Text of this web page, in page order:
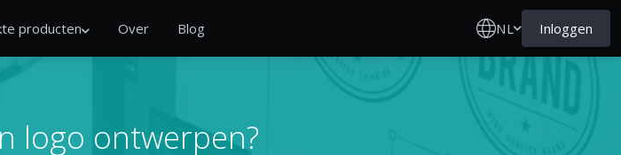
producten Over Blog NL Inloggen
logo ontwerpen?